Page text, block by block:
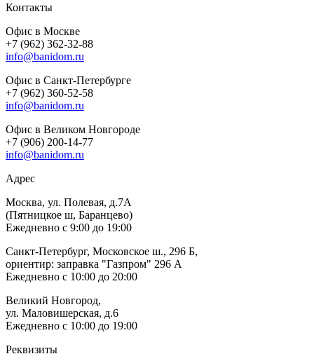
Контакты
Офис в Москве
+7 (962) 362-32-88
info@banidom.ru
Офис в Санкт-Петербурге
+7 (962) 360-52-58
info@banidom.ru
Офис в Великом Новгороде
+7 (906) 200-14-77
info@banidom.ru
Адрес
Москва, ул. Полевая, д.7А
(Пятницкое ш, Баранцево)
Ежедневно с 9:00 до 19:00
Санкт-Петербург, Московское ш., 296 Б,
ориентир: заправка "Газпром" 296 А
Ежедневно с 10:00 до 20:00
Великий Новгород,
ул. Маловишерская, д.6
Ежедневно с 10:00 до 19:00
Реквизиты